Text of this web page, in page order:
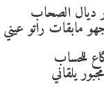
الصحاب
مابقات راتو عيني
للحساب
يلقاني